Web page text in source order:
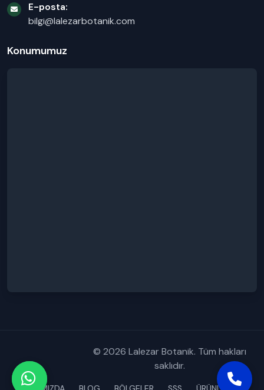
E-posta:
bilgi@lalezarbotanik.com
Konumumuz
© 2026 Lalezar Botanik. Tüm hakları
saklıdır.